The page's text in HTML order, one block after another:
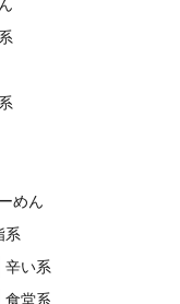
めん
系
辛い系
食堂系